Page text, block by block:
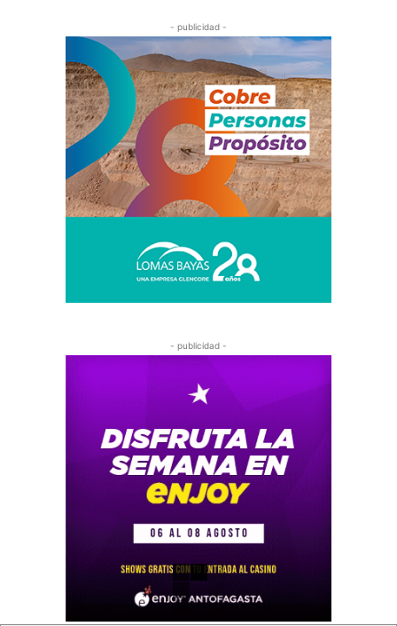
- publicidad -
- publicidad -